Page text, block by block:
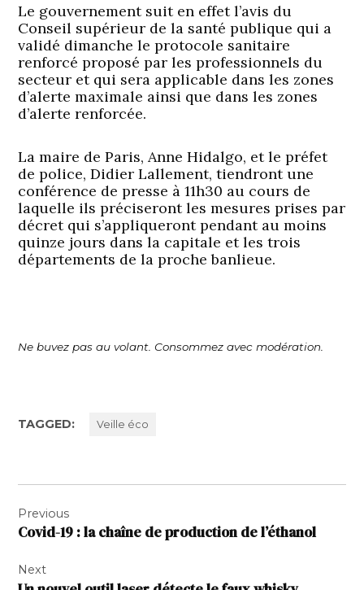
Le gouvernement suit en effet l’avis du
Conseil supérieur de la santé publique qui a
validé dimanche le protocole sanitaire
renforcé proposé par les professionnels du
secteur et qui sera applicable dans les zones
d’alerte maximale ainsi que dans les zones
d’alerte renforcée.
La maire de Paris, Anne Hidalgo, et le préfet
de police, Didier Lallement, tiendront une
conférence de presse à 11h30 au cours de
laquelle ils préciseront les mesures prises par
décret qui s’appliqueront pendant au moins
quinze jours dans la capitale et les trois
départements de la proche banlieue.
Ne buvez pas au volant. Consommez avec modération.
TAGGED: Veille éco
de
l’article
Previous
Covid-19 : la chaîne de production de l’éthanol
Next